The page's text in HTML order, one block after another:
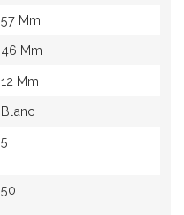
57 Mm
46 Mm
12 Mm
Blanc
5
50